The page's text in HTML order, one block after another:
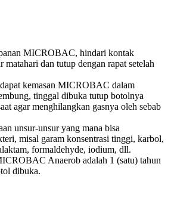
MICROBAC, hindari kontak
matahari dan tutup dengan rapat setelah
kemasan MICROBAC dalam
tinggal dibuka tutup botolnya
agar menghilangkan gasnya oleh sebab
unsur-unsur yang mana bisa
misal garam konsentrasi tinggi, karbol,
formaldehyde, iodium, dll.
Anaerob adalah 1 (satu) tahun
dibuka.